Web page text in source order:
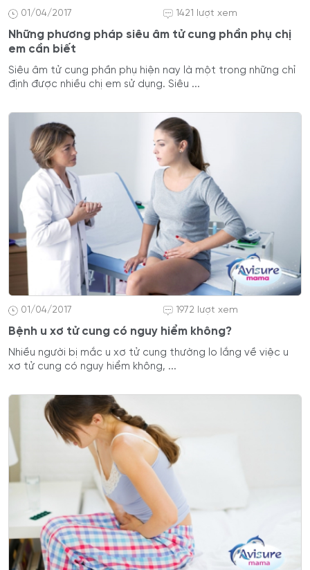
01/04/2017 1421 lượt xem
Những phương pháp siêu âm tử cung phần phụ chị
em cần biết
Siêu âm tử cung phần phụ hiện nay là một trong những chỉ
định được nhiều chị em sử dụng. Siêu ...
01/04/2017 1972 lượt xem
Bệnh u xơ tử cung có nguy hiểm không?
Nhiều người bị mắc u xơ tử cung thường lo lắng về việc u
xơ tử cung có nguy hiểm không, ...